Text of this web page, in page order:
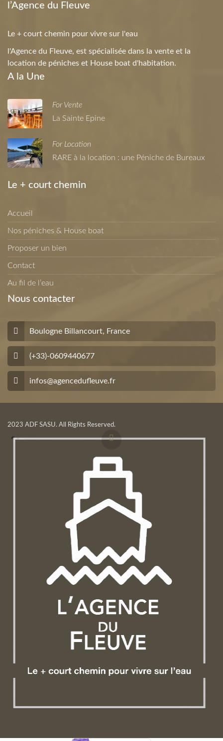
l’Agence du Fleuve
Le + court chemin pour vivre sur l'eau
l'Agence du Fleuve, est spécialisée dans la vente et la
location de péniches et House boat d'habitation.
A la Une
For Vente
La Sainte Epine
For Location
RARE à la location : une Péniche de Bureaux
Le + court chemin
Accueil
Nos péniches & House boat
Proposer un bien
Contact
Au fil de l’eau
Nous contacter
Boulogne Billancourt, France
(+33)-0609440677
infos@agencedufleuve.fr
2023 ADF SASU. All Rights Reserved.